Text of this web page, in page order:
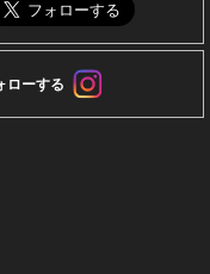
ローする